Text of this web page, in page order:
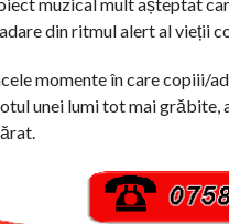
din ritmul alert al vieții
momente în care copiii/
unei lumi tot mai